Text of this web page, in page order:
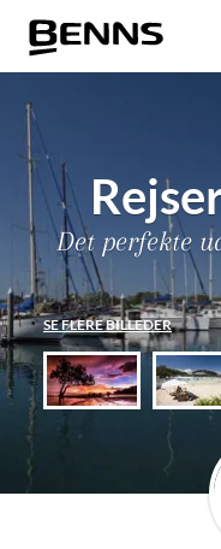
Det perfekte
SE FLERE BILLEDER
Vis resultater
Firma- og